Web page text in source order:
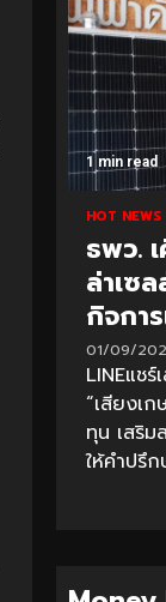
1 min read
HOT NEWS
ธพว.
ล่าเซ
กิจกา
01/09/
LINEแช
“เสียงเ
ทุน เสริ
ให้คำปรึก